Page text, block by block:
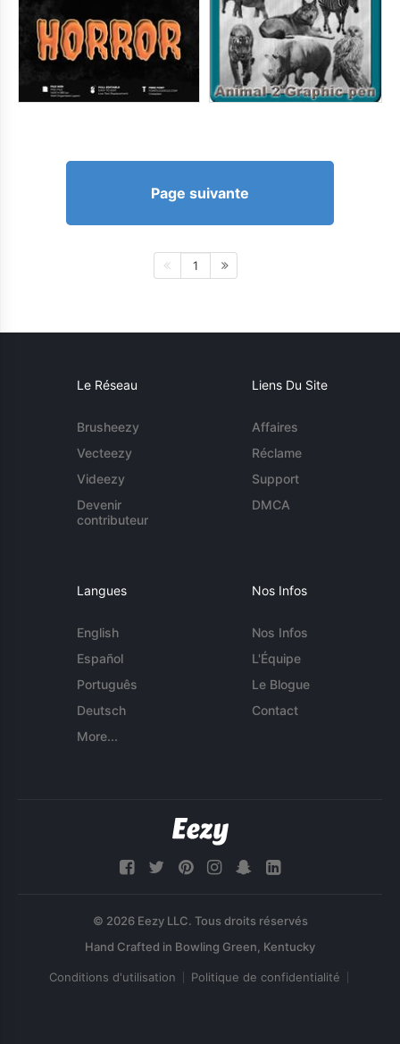
Page suivante
1
Le Réseau
Brusheezy
Vecteezy
Videezy
Devenir
contributeur
Liens Du Site
Affaires
Réclame
Support
DMCA
Langues
English
Español
Português
Deutsch
More...
Nos Infos
Nos Infos
L'Équipe
Le Blogue
Contact
© 2026 Eezy LLC. Tous droits réservés
Conditions d'utilisation Politique de confidentialité